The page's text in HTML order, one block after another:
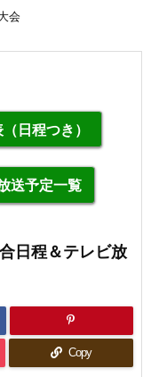
会
日程つき）
送予定一覧
日程＆テレビ放
Copy